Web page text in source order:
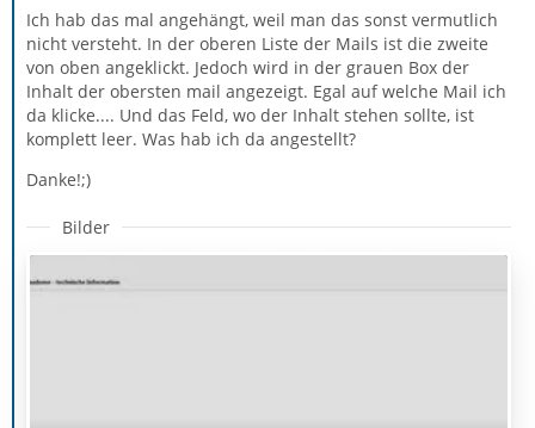
Ich hab das mal angehängt, weil man das sonst vermutlich
nicht versteht. In der oberen Liste der Mails ist die zweite
von oben angeklickt. Jedoch wird in der grauen Box der
Inhalt der obersten mail angezeigt. Egal auf welche Mail ich
da klicke.... Und das Feld, wo der Inhalt stehen sollte, ist
komplett leer. Was hab ich da angestellt?
Danke!;)
Bilder